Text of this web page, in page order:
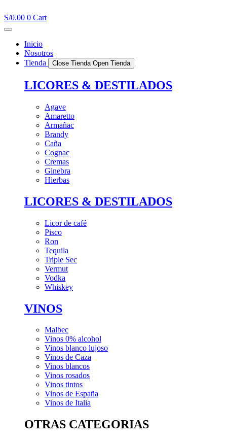
al
contenido
S/0.00 0 Cart
Inicio
Nosotros
Tienda
Close Tienda Open Tienda
LICORES & DESTILADOS
Agave
Amaretto
Armañac
Brandy
Caña
Cognac
Cremas
Ginebra
Hierbas
LICORES & DESTILADOS
Licor de café
Pisco
Ron
Tequila
Triple Sec
Vermut
Vodka
Whiskey
VINOS
Malbec
Vinos 0% alcohol
Vinos blanco lujoso
Vinos de Caza
Vinos blancos
Vinos rosados
Vinos tintos
Vinos de España
Vinos de Italia
OTRAS CATEGORIAS